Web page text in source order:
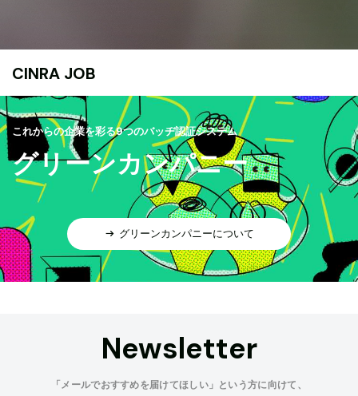
CINRA JOB
これからの企業を彩る9つのバッヂ認証システム
グリーンカンパニー
グリーンカンパニーについて
Newsletter
「メールでおすすめを届けてほしい」という方に向けて、